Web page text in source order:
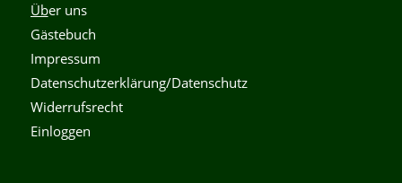
Über uns
Gästebuch
Impressum
Datenschutzerklärung/Datenschutz
Widerrufsrecht
Einloggen